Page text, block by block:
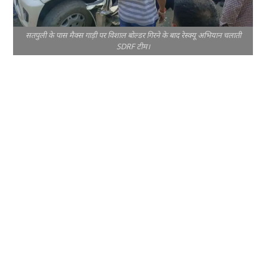
सतपुली के पास मैक्स गाड़ी पर विशाल बोल्डर गिरने के बाद रेस्क्यू अभियान चलाती
SDRF टीम।